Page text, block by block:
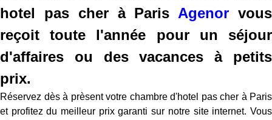
hotel pas cher à Paris Agenor vous
reçoit toute l'année pour un séjour
d'affaires ou des vacances à petits
prix.
Réservez dès à prèsent votre chambre d'hotel pas cher à Paris
et profitez du meilleur prix garanti sur notre site internet. Vous